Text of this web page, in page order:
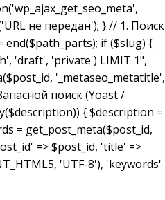
не передан'); } // 1. Поиск
end($path_parts); if ($slug) {
'draft', 'private') LIMIT 1",
'_metaseo_metatitle',
поиск (Yoast /
{ $description =
= get_post_meta($post_id,
=> $post_id, 'title' =>
'UTF-8'), 'keywords'